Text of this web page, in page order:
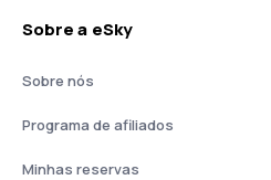
Sobre a eSky
Sobre nós
Programa de afiliados
Minhas reservas